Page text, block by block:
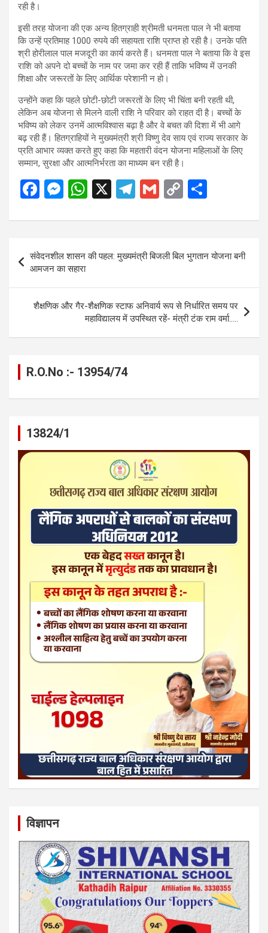
रही है।
इसी तरह योजना की एक अन्य हितग्राही श्रीमती धनमता पाल ने भी बताया
कि उन्हें प्रतिमाह 1000 रुपये की सहायता राशि प्राप्त हो रही है। उनके पति
श्री होरीलाल पाल मजदूरी का कार्य करते हैं। धनमता पाल ने बताया कि वे इस
राशि को अपने दो बच्चों के नाम पर जमा कर रही हैं ताकि भविष्य में उनकी
शिक्षा और जरूरतों के लिए आर्थिक परेशानी न हो।
उन्होंने कहा कि पहले छोटी-छोटी जरूरतों के लिए भी चिंता बनी रहती थी,
लेकिन अब योजना से मिलने वाली राशि ने परिवार को राहत दी है। बच्चों के
भविष्य को लेकर उनमें आत्मविश्वास बढ़ा है और वे बचत की दिशा में भी आगे
बढ़ रही हैं। हितग्राहियों ने मुख्यमंत्री श्री विष्णु देव साय एवं राज्य सरकार के
प्रति आभार व्यक्त करते हुए कहा कि महतारी वंदन योजना महिलाओं के लिए
सम्मान, सुरक्षा और आत्मनिर्भरता का माध्यम बन रही है।
F
ce
o
o
k
M
se
g
er
W
at
s
A
p
p
X
T
e
gr
a
m
G
ail
C
py
n
k
ar
e
Post
navigation
संवेदनशील शासन की पहल: मुख्यमंत्री बिजली बिल भुगतान योजना बनी
आमजन का सहारा
शैक्षणिक और गैर-शैक्षणिक स्टाफ अनिवार्य रूप से निर्धारित समय पर
महाविद्यालय में उपस्थित रहें- मंत्री टंक राम वर्मा…..
R.O.No :- 13954/74
13824/1
विज्ञापन